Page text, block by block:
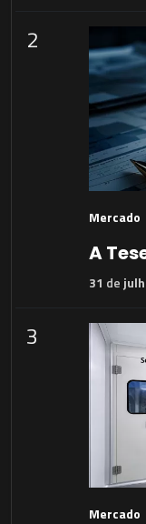
2
Mercado
A
31 de
3
Mercado